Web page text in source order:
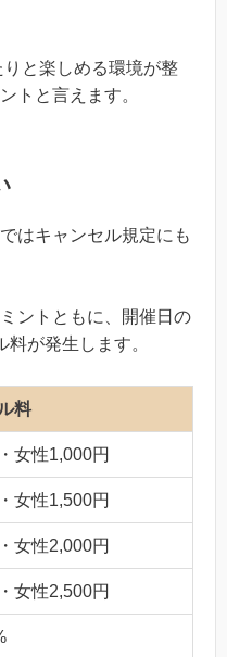
と楽しめる環境が整
トと言えます。
はキャンセル規定にも
ントともに、開催日の
が発生します。
料
女性1,000円
女性1,500円
女性2,000円
女性2,500円